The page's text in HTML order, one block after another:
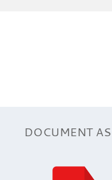
DOCUMENT